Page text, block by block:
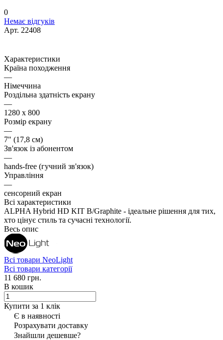
0
Немає відгуків
Арт. 22408
Характеристики
Країна походження
—
Німеччина
Роздільна здатність екрану
—
1280 х 800
Розмір екрану
—
7" (17,8 см)
Зв'язок із абонентом
—
hands-free (гучний зв'язок)
Управління
—
сенсорний екран
Всі характеристики
ALPHA Hybrid HD KIT B/Graphite - ідеальне рішення для тих,
хто цінує стиль та сучасні технології.
Весь опис
Всі товари NeoLight
Всі товари категорії
11 680 грн.
В кошик
Купити за 1 клiк
Є в наявності
Розрахувати доставку
Знайшли дешевше?